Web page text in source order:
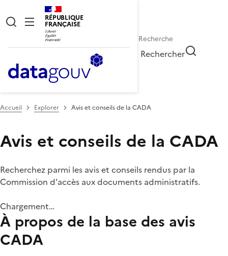
RÉPUBLIQUE
FRANÇAISE
Rechercher
Accueil Explorer Avis et conseils de la CADA
Avis et conseils de la CADA
Recherchez parmi les avis et conseils rendus par la
Commission d'accès aux documents administratifs.
Chargement…
À propos de la base des avis
CADA